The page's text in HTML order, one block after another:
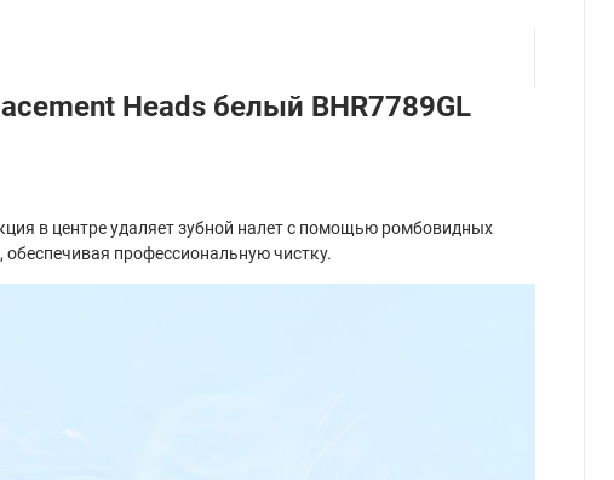
Heads белый BHR7789GL
в центре удаляет зубной налет с помощью ромбовидных
профессиональную чистку.